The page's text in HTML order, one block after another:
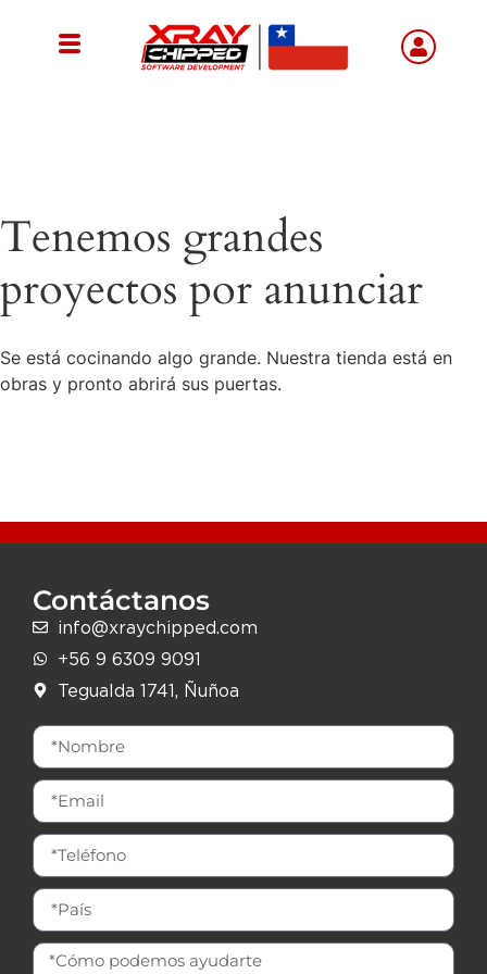
Tenemos grandes
proyectos por anunciar
Se está cocinando algo grande. Nuestra tienda está en
obras y pronto abrirá sus puertas.
Contáctanos
info@xraychipped.com
+56 9 6309 9091
Tegualda 1741, Ñuñoa